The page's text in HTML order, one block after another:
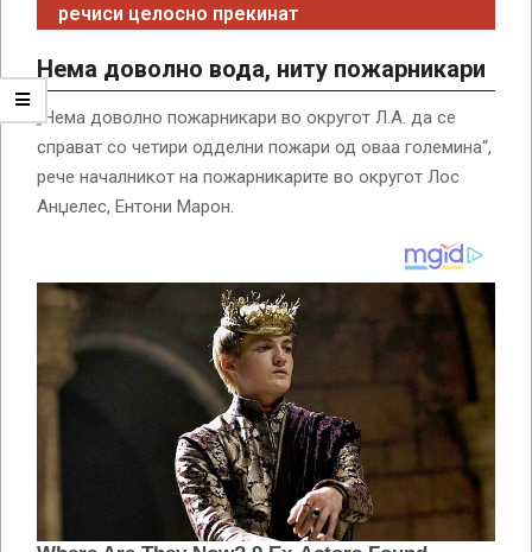
речиси целосно прекинат
Нема доволно вода, ниту пожарникари
„Нема доволно пожарникари во округот Л.А. да се
справат со четири одделни пожари од оваа големина“,
рече началникот на пожарникарите во округот Лос
Анџелес, Ентони Марон.